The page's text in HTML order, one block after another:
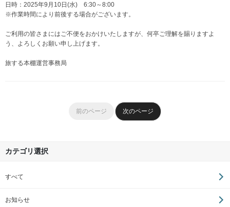
日時：2025年9月10日(水) 6:30～8:00
※作業時間により前後する場合がございます。
ご利用の皆さまにはご不便をおかけいたしますが、何卒ご理解を賜りますよ
う、よろしくお願い申し上げます。
旅する本棚運営事務局
前のページ 次のページ
カテゴリ選択
すべて
お知らせ